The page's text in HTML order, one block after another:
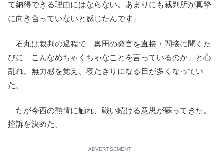
て納得できる理由にはならない。あまりにも裁判所が真摯
に向き合っていないと感じたんです」
石丸は裁判の過程で、奥田の発言を直接・間接に聞くた
びに「こんなめちゃくちゃなことを言っているのか」と心
乱れ、無力感を覚え、寝たきりになる日が多くなってい
た。
だが今西の熱情に触れ、戦い続ける意思が蘇ってきた。
控訴を決めた。
ADVERTISEMENT